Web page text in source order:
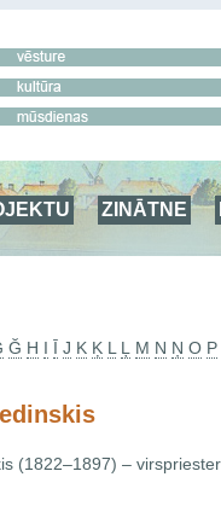
ZINĀTNE
Ğ H I Ī J K Ķ L Ļ M N Ņ O P
(1822–1897) –